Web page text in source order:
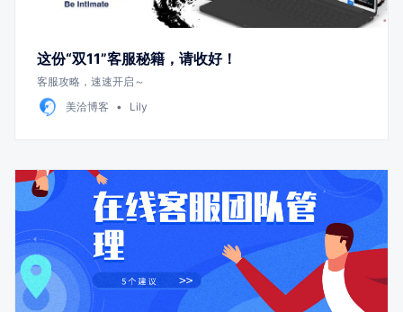
这份“双11”客服秘籍，请收好！
客服攻略，速速开启～
美洽博客
Lily